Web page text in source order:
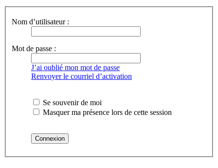
Nom d’utilisateur :
Mot de passe :
J’ai oublié mon mot de passe
Renvoyer le courriel d’activation
Se souvenir de moi
Masquer ma présence lors de cette session